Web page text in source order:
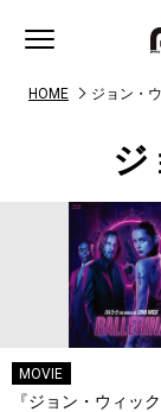
HOME ジョン・
ジ
MOVIE
『ジョン・ウィッ